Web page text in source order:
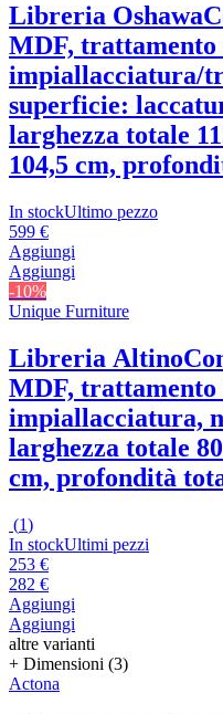
Libreria Oshawa
MDF, trattamento
impiallacciatura/
superficie:
larghezza totale
104,5 cm,
In stockUltimo pezzo
599 €
Aggiungi
Aggiungi
-10%
Unique Furniture
Libreria Altino
MDF, trattamento
impiallacciatura,
larghezza totale
cm, profondità
(1)
In stockUltimi pezzi
253 €
282 €
Aggiungi
Aggiungi
altre varianti
+ Dimensioni (3)
Actona